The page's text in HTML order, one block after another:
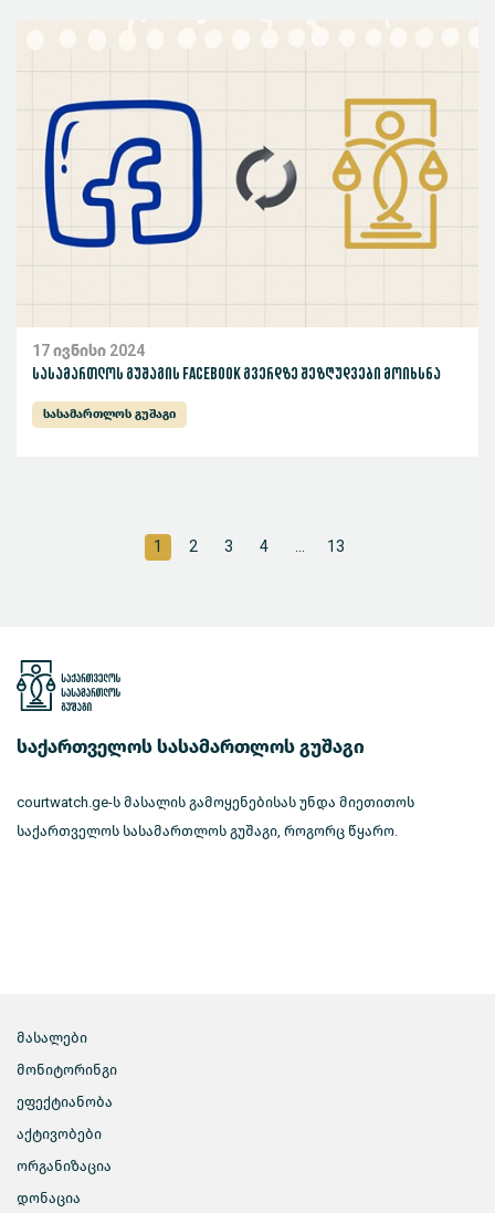
17 ივნისი 2024
სასამართლოს გუშაგის Facebook გვერდზე შეზღუდვები მოიხსნა
სასამართლოს გუშაგი
1 2 3 4 ... 13
საქართველოს სასამართლოს გუშაგი
courtwatch.ge-ს მასალის გამოყენებისას უნდა მიეთითოს
საქართველოს სასამართლოს გუშაგი, როგორც წყარო.
მასალები
მონიტორინგი
ეფექტიანობა
აქტივობები
ორგანიზაცია
დონაცია